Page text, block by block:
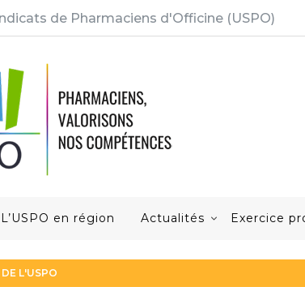
de Pharmaciens d'Officine (USPO)
L’USPO en région Actualités Exercice
L'USPO